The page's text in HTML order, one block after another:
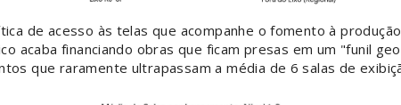
de acesso às telas que acompanhe o fomento à
acaba financiando obras que ficam presas em um "funil
que raramente ultrapassam a média de 6 salas de